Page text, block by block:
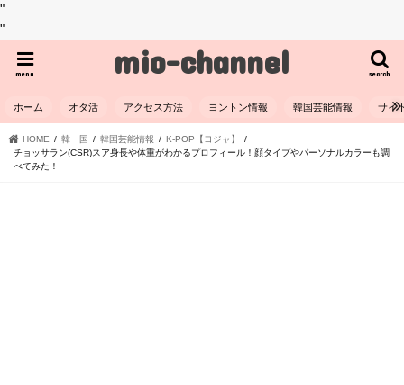
"
"
mio-channel search
menu
ホーム オタ活 アクセス方法 ヨントン情報 韓国芸能情報 サイ
HOME 韓 国 韓国芸能情報
K-POP【ヨジャ】
チョッサラン(CSR)スア身長や体重がわかるプロフィール！顔タイプやパーソナルカラーも調
べてみた！